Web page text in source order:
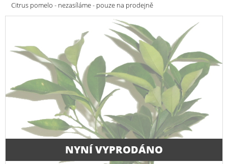
Citrus pomelo - nezasíláme - pouze na prodejně
NYNÍ VYPRODÁNO